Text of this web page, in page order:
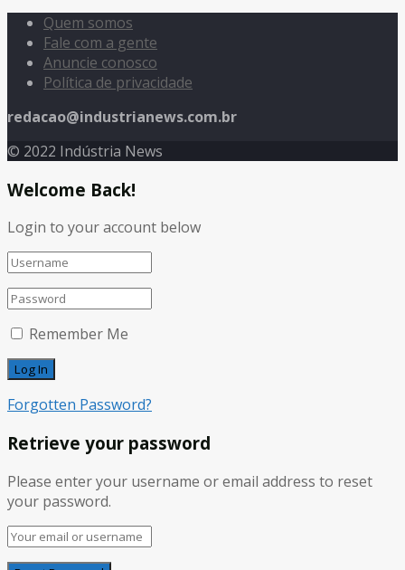
Quem somos
Fale com a gente
Anuncie conosco
Política de privacidade
redacao@industrianews.com.br
© 2022 Indústria News
Welcome Back!
Login to your account below
Remember Me
Forgotten Password?
Retrieve your password
Please enter your username or email address to reset
your password.